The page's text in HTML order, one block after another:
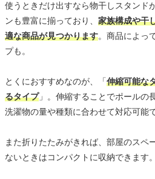
使うときだけ出すなら物干しスタンド
ンも豊富に揃っており、 家族構成や干
適な商品が見つかります。商品によっ
プも。
とくにおすすめなのが、「伸縮可能な
るタイプ」。伸縮することでポールの
洗濯物の量や種類に合わせて対応可能で
また折りたたみがきれば、部屋のスペ
ないときはコンパクトに収納できます。